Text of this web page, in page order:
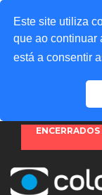
Este site utiliza
que ao continuar
está a consentir